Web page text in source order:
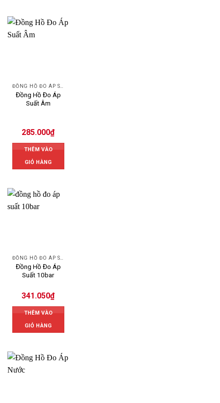
Đồng Hồ Đo Áp
Suất Âm
285.000₫
THÊM VÀO
GIỎ HÀNG
ĐỒNG HỒ ĐO ÁP SUẤT
Đồng Hồ Đo Áp
Suất 10bar
341.050₫
THÊM VÀO
GIỎ HÀNG